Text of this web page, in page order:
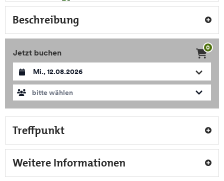
Beschreibung
Jetzt buchen
0
Datum auswählen
bitte wählen
Treffpunkt
Weitere Informationen